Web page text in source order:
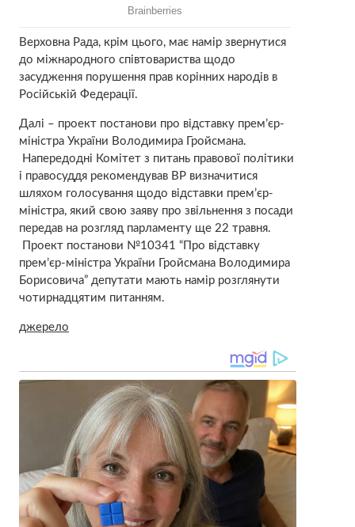
Верховна Рада, крім цього, має намір звернутися
до міжнародного співтовариства щодо
засудження порушення прав корінних народів в
Російській Федерації.
Далі – проект постанови про відставку прем’єр-
міністра України Володимира Гройсмана.
Напередодні Комітет з питань правової політики
і правосуддя рекомендував ВР визначитися
шляхом голосування щодо відставки прем’єр-
міністра, який свою заяву про звільнення з посади
передав на розгляд парламенту ще 22 травня.
Проект постанови №10341 “Про відставку
прем’єр-міністра України Гройсмана Володимира
Борисовича” депутати мають намір розглянути
чотирнадцятим питанням.
джерело